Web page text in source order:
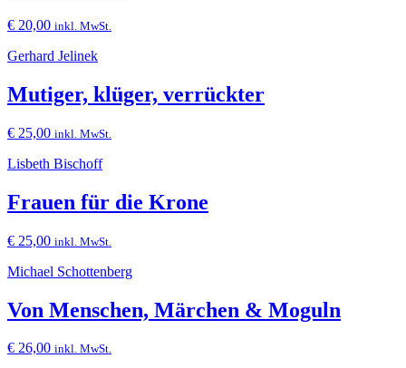
€ 20,00 inkl. MwSt.
Gerhard Jelinek
Mutiger, klüger, verrückter
€ 25,00 inkl. MwSt.
Lisbeth Bischoff
Frauen für die Krone
€ 25,00 inkl. MwSt.
Michael Schottenberg
Von Menschen, Märchen & Moguln
€ 26,00 inkl. MwSt.